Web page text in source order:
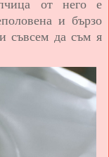
от него е
и бързо
съвсем да съм я